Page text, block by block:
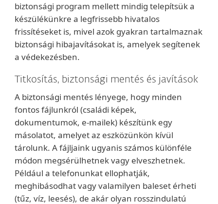
biztonsági program mellett mindig telepítsük a
készülékünkre a legfrissebb hivatalos
frissítéseket is, mivel azok gyakran tartalmaznak
biztonsági hibajavításokat is, amelyek segítenek
a védekezésben.
Titkosítás, biztonsági mentés és javítások
A biztonsági mentés lényege, hogy minden
fontos fájlunkról (családi képek,
dokumentumok, e-mailek) készítünk egy
másolatot, amelyet az eszközünkön kívül
tárolunk. A fájljaink ugyanis számos különféle
módon megsérülhetnek vagy elveszhetnek.
Például a telefonunkat ellophatják,
meghibásodhat vagy valamilyen baleset érheti
(tűz, víz, leesés), de akár olyan rosszindulatú